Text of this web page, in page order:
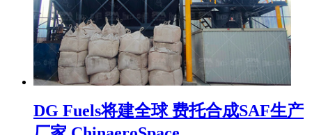
DG Fuels将建全球 费托合成SAF生产